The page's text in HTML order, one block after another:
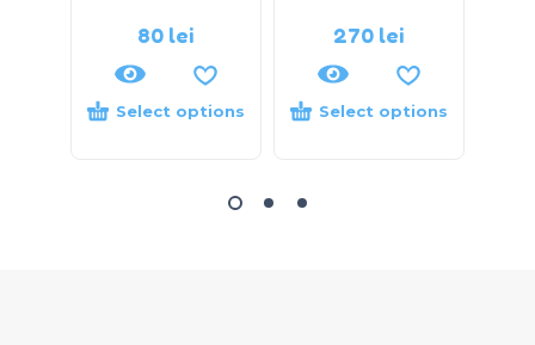
80 lei
Select options
270 lei
Select options